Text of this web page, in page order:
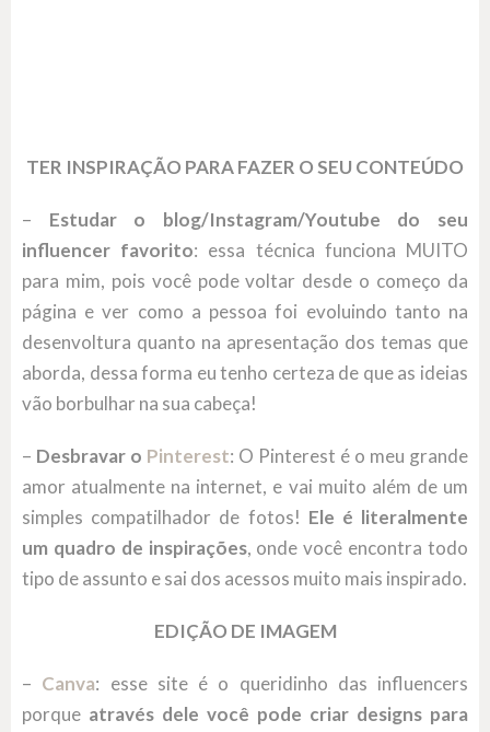
TER INSPIRAÇÃO PARA FAZER O SEU CONTEÚDO
– Estudar o blog/Instagram/Youtube do seu
influencer favorito: essa técnica funciona MUITO
para mim, pois você pode voltar desde o começo da
página e ver como a pessoa foi evoluindo tanto na
desenvoltura quanto na apresentação dos temas que
aborda, dessa forma eu tenho certeza de que as ideias
vão borbulhar na sua cabeça!
– Desbravar o Pinterest: O Pinterest é o meu grande
amor atualmente na internet, e vai muito além de um
simples compatilhador de fotos! Ele é literalmente
um quadro de inspirações, onde você encontra todo
tipo de assunto e sai dos acessos muito mais inspirado.
EDIÇÃO DE IMAGEM
– Canva: esse site é o queridinho das influencers
porque através dele você pode criar designs para